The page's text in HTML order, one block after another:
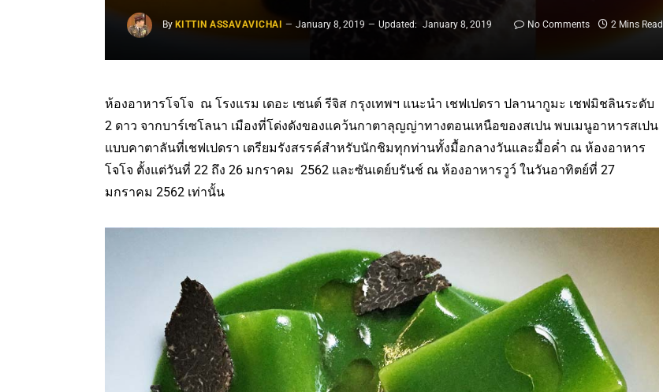
By KITTIN ASSAVAVICHAI January 8, 2019 Updated: January 8, 2019 No Comments 2 Mins Read
ห้องอาหารโจโจ ณ โรงแรม เดอะ เซนต์ รีจิส กรุงเทพฯ แนะนำ เชฟเปดรา ปลานากูมะ เชฟมิชลินระดับ
2 ดาว จากบาร์เซโลนา เมืองที่โด่งดังของแคว้นกาตาลุญญ่าทางตอนเหนือของสเปน พบเมนูอาหารสเปน
แบบคาตาลันที่เชฟเปดรา เตรียมรังสรรค์สำหรับนักชิมทุกท่านทั้งมื้อกลางวันและมื้อค่ำ ณ ห้องอาหาร
โจโจ ตั้งแต่วันที่ 22 ถึง 26 มกราคม 2562 และซันเดย์บรันช์ ณ ห้องอาหารวูว์ ในวันอาทิตย์ที่ 27
มกราคม 2562 เท่านั้น